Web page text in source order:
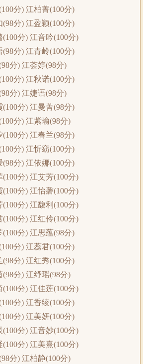
分) 江柏菁(100分)
分) 江盈颖(100分)
分) 江音吟(100分)
分) 江青岭(100分)
分) 江荟婷(98分)
分) 江秋诺(100分)
分) 江婕语(98分)
分) 江曼菁(98分)
分) 江紫瑜(98分)
分) 江春兰(98分)
分) 江忻窈(100分)
分) 江依娜(100分)
分) 江艾芳(100分)
分) 江怡磬(100分)
分) 江馥利(100分)
分) 江红伶(100分)
分) 江思蕴(98分)
分) 江蕊君(100分)
分) 江红秀(100分)
分) 江纾瑶(98分)
分) 江佳莲(100分)
分) 江香绫(100分)
分) 江美妍(100分)
分) 江音妙(100分)
分) 江美熹(100分)
分) 江柏静(100分)